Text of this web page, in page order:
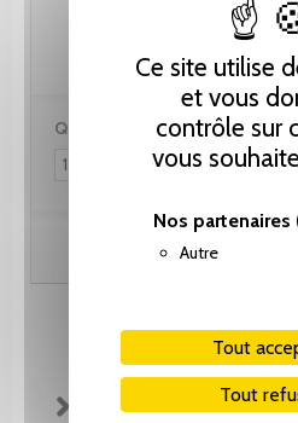
Ce site utilise
et vous
contrôle sur
vous
Nos partenaires
Autre
Tout
Tout
112.85
Quantité :
Ajouter au
FICHE TECHNIQUE